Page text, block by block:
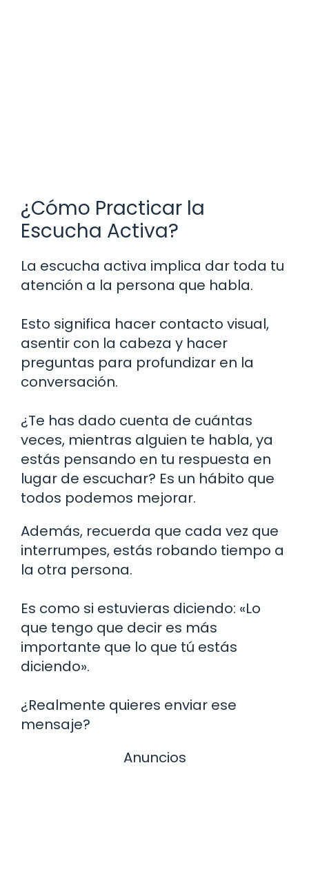
¿Cómo Practicar la
Escucha Activa?
La escucha activa implica dar toda tu
atención a la persona que habla.
Esto significa hacer contacto visual,
asentir con la cabeza y hacer
preguntas para profundizar en la
conversación.
¿Te has dado cuenta de cuántas
veces, mientras alguien te habla, ya
estás pensando en tu respuesta en
lugar de escuchar? Es un hábito que
todos podemos mejorar.
Además, recuerda que cada vez que
interrumpes, estás robando tiempo a
la otra persona.
Es como si estuvieras diciendo: «Lo
que tengo que decir es más
importante que lo que tú estás
diciendo».
¿Realmente quieres enviar ese
mensaje?
Anuncios